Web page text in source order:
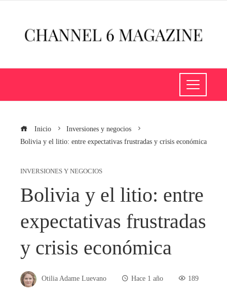
Inicio
Inversiones y negocios
Bolivia y el litio: entre expectativas frustradas y crisis económica
INVERSIONES Y NEGOCIOS
Bolivia y el litio: entre
expectativas frustradas
y crisis económica
Otilia Adame Luevano Hace 1 año 189